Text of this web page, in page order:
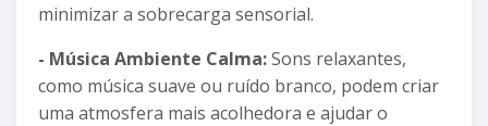
minimizar a sobrecarga sensorial.
- Música Ambiente Calma:Sons relaxantes,
como música suave ou ruído branco, podem criar
uma atmosfera mais acolhedora e ajudar o